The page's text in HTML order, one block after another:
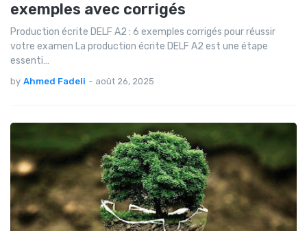
exemples avec corrigés
Production écrite DELF A2 : 6 exemples corrigés pour réussir
votre examen La production écrite DELF A2 est une étape
essenti…
by Ahmed Fadeli - août 26, 2025